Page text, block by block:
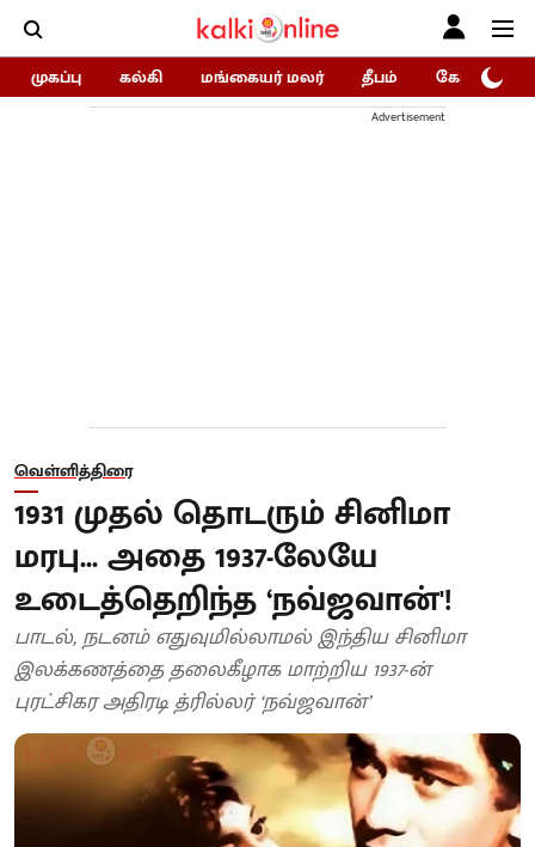
முகப்பு கல்கி மங்கையர் மலர் தீபம் கோகுலம்/
Advertisement
வெள்ளித்திரை
1931 முதல் தொடரும் சினிமா
மரபு... அதை 1937-லேயே
உடைத்தெறிந்த ‘நவ்ஜவான்'!
பாடல், நடனம் எதுவுமில்லாமல் இந்திய சினிமா
இலக்கணத்தை தலைகீழாக மாற்றிய 1937-ன்
புரட்சிகர அதிரடி த்ரில்லர் ‘நவ்ஜவான்’